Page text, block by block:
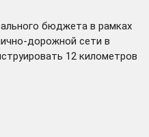
бюджета в рамках
дорожной сети в
12 километров